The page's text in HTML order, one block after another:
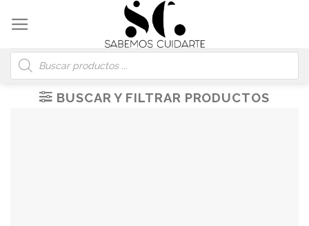
content
Búsqueda
de
productos
BUSCAR Y FILTRAR PRODUCTOS